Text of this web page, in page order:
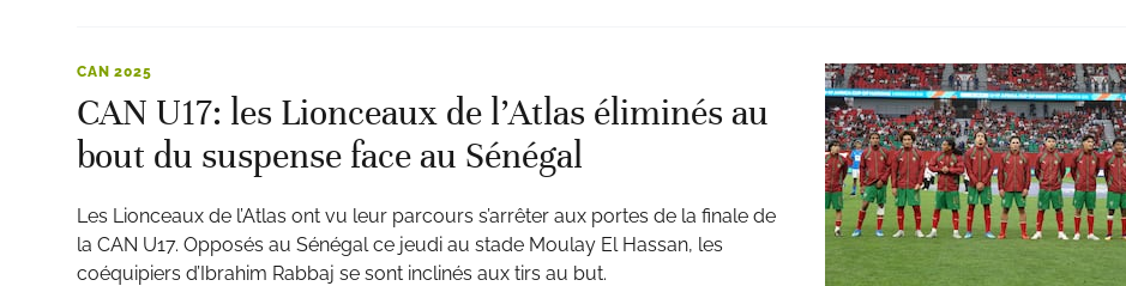
CAN 2025
CAN U17: les Lionceaux de l’Atlas éliminés au
bout du suspense face au Sénégal
Les Lionceaux de l’Atlas ont vu leur parcours s’arrêter aux portes de la finale de
la CAN U17. Opposés au Sénégal ce jeudi au stade Moulay El Hassan, les
coéquipiers d’Ibrahim Rabbaj se sont inclinés aux tirs au but.